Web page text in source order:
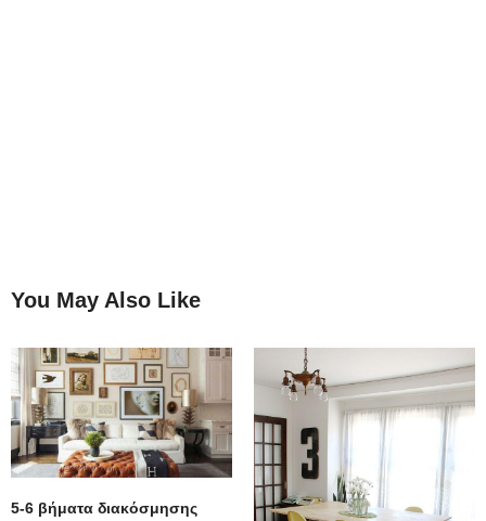
You May Also Like
5-6 βήματα διακόσμησης